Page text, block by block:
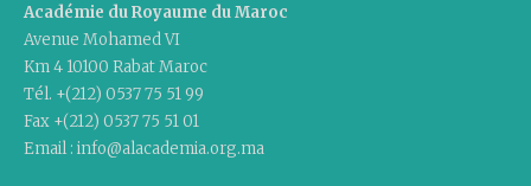
Académie du Royaume du Maroc
Avenue Mohamed VI
Km 4 10100 Rabat Maroc
Tél. +(212) 0537 75 51 99
Fax +(212) 0537 75 51 01
Email : info@alacademia.org.ma